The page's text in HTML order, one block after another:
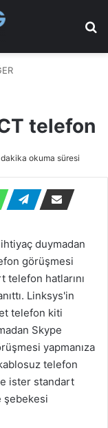
telefon
okuma süresi
duymadan
görüşmesi
telefon hatlarını
Linksys'in
telefon kiti
Skype
yapmanıza
telefon
ister standart
şebekesi